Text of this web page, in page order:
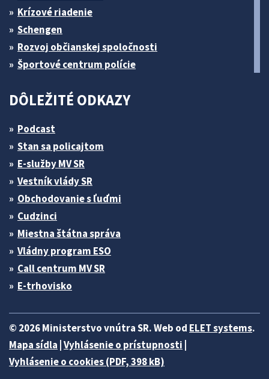
Krízové riadenie
Schengen
Rozvoj občianskej spoločnosti
Športové centrum polície
DÔLEŽITÉ ODKAZY
Podcast
Stan sa policajtom
E-služby MV SR
Vestník vlády SR
Obchodovanie s ľuďmi
Cudzinci
Miestna štátna správa
Vládny program ESO
Call centrum MV SR
E-trhovisko
© 2026 Ministerstvo vnútra SR. Web od ELET systems.
Mapa sídla Vyhlásenie o prístupnosti
Vyhlásenie o cookies (PDF, 398 kB)